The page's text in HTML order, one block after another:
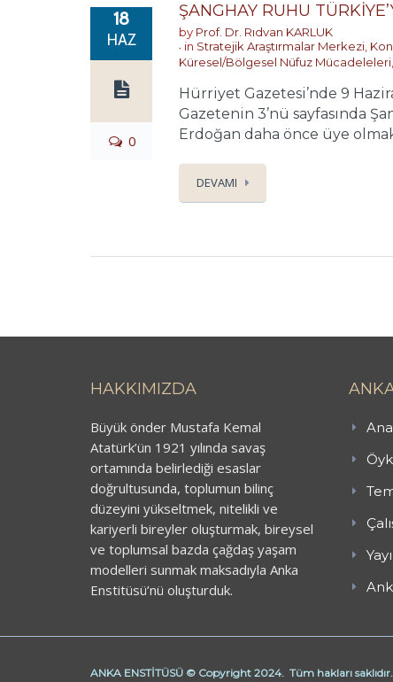
18
HAZ
0
ŞANGHAY RUHU
by Prof. Dr. Rıdvan KARLUK
in Stratejik Araştırmalar Merkezi
Küresel/Bölgesel Nüfuz Mücadeleleri
Hürriyet Gazetesi’nde 9
Gazetenin 3’nü sayfasında
Erdoğan daha önce üye
DEVAMI
HAKKIMIZDA
Büyük önder Mustafa Kemal
Atatürk’ün 1921 yılında savaş
ortamında belirlediği esaslar
doğrultusunda, toplumun bilinç
düzeyini yükseltmek, nitelikli ve
kariyerli bireyler oluşturmak, bireysel
ve toplumsal bazda çağdaş yaşam
modelleri sunmak maksadıyla Anka
Enstitüsü’nü oluşturduk.
ANKA ENSTİTÜSÜ © Copyright 2024. Tüm hakları saklıdır.